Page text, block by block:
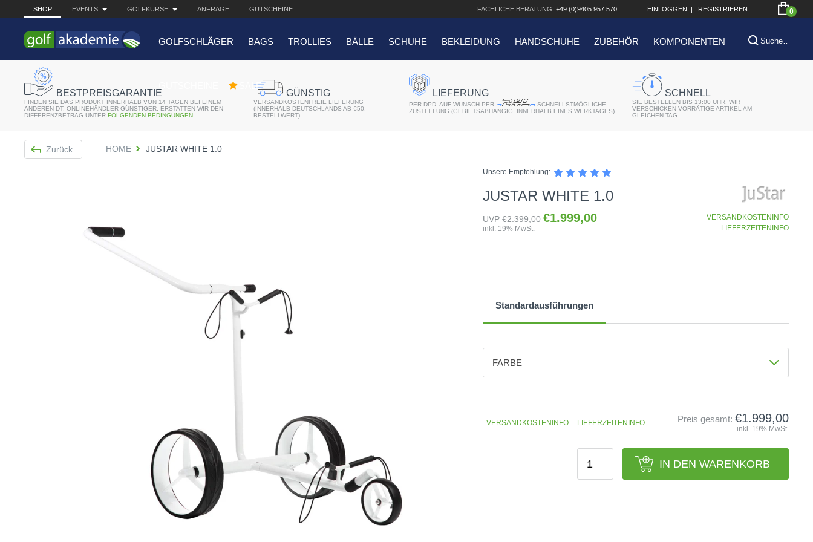
SHOP EVENTS GOLFKURSE ANFRAGE GUTSCHEINE FACHLICHE BERATUNG: +49 (0)9405 957 570 EINLOGGEN | REGISTRIEREN 0
GOLFSCHLÄGER BAGS TROLLIES BÄLLE SCHUHE BEKLEIDUNG HANDSCHUHE ZUBEHÖR KOMPONENTEN
SALE
Bridgestone JGR Driver 2018
BESTPREISGARANTIE
FINDEN SIE DAS PRODUKT INNERHALB VON 14 TAGEN BEI EINEM
ANDEREN DT. ONLINEHÄNDLER GÜNSTIGER, ERSTATTEN WIR DEN
DIFFERENZBETRAG UNTER FOLGENDEN BEDINGUNGEN
GÜNSTIG
VERSANDKOSTENFREIE LIEFERUNG
(INNERHALB DEUTSCHLANDS AB €50,-
BESTELLWERT)
LIEFERUNG
PER DPD, AUF WUNSCH PER
SCHNELLSTMÖGLICHE
ZUSTELLUNG (GEBIETSABHÄNGIG, INNERHALB EINES WERKTAGES)
SCHNELL
SIE BESTELLEN BIS 13:00 UHR. WIR
VERSCHICKEN VORRÄTIGE ARTIKEL AM
GLEICHEN TAG
Zurück HOME JUSTAR WHITE 1.0
Unsere Empfehlung:
JUSTAR WHITE 1.0
UVP €2.399,00 €1.999,00
inkl. 19% MwSt.
VERSANDKOSTENINFO
LIEFERZEITENINFO
Standardausführungen
FARBE
VERSANDKOSTENINFO LIEFERZEITENINFO Preis gesamt: €1.999,00
inkl. 19% MwSt.
IN DEN WARENKORB